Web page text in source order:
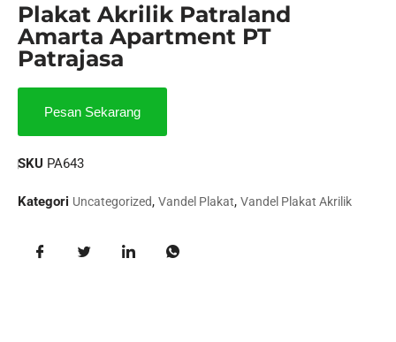
Plakat Akrilik Patraland
Amarta Apartment PT
Patrajasa
Pesan Sekarang
SKU PA643
Kategori Uncategorized, Vandel Plakat, Vandel Plakat Akrilik